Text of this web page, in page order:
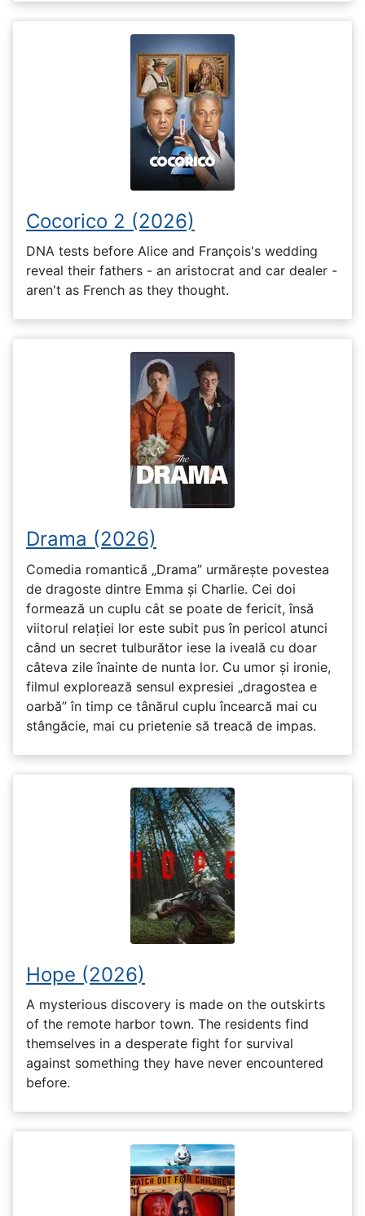
Cocorico 2 (2026)
DNA tests before Alice and François's wedding
reveal their fathers - an aristocrat and car dealer -
aren't as French as they thought.
Drama (2026)
Comedia romantică „Drama” urmărește povestea
de dragoste dintre Emma și Charlie. Cei doi
formează un cuplu cât se poate de fericit, însă
viitorul relației lor este subit pus în pericol atunci
când un secret tulburător iese la iveală cu doar
câteva zile înainte de nunta lor. Cu umor și ironie,
filmul explorează sensul expresiei „dragostea e
oarbă” în timp ce tânărul cuplu încearcă mai cu
stângăcie, mai cu prietenie să treacă de impas.
Hope (2026)
A mysterious discovery is made on the outskirts
of the remote harbor town. The residents find
themselves in a desperate fight for survival
against something they have never encountered
before.